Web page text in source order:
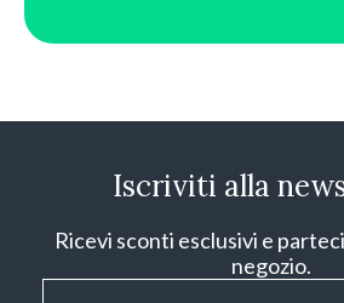
Iscriviti alla
Ricevi sconti esclusivi e
negozio.
Email*